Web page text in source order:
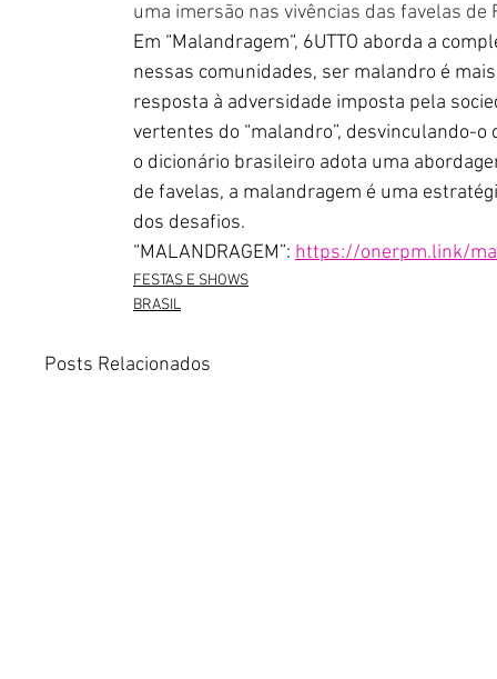
uma imersão nas vivências das favelas de
Em “Malandragem“, 6UTTO aborda a
nessas comunidades, ser malandro é
resposta à adversidade imposta pela
vertentes do “malandro”, desvinculando-o
o dicionário brasileiro adota uma
de favelas, a malandragem é uma
dos desafios.
“MALANDRAGEM”: https://onerpm.link/
FESTAS E SHOWS
BRASIL
Posts Relacionados